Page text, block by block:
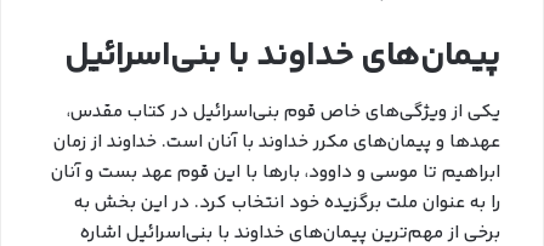
پیمان‌های خداوند با بنی‌اسرائیل
یکی از ویژگی‌های خاص قوم بنی‌اسرائیل در کتاب مقدس،
عهدها و پیمان‌های مکرر خداوند با آنان است. خداوند از زمان
ابراهیم تا موسی و داوود، بارها با این قوم عهد بست و آنان
را به عنوان ملت برگزیده خود انتخاب کرد. در این بخش به
برخی از مهم‌ترین پیمان‌های خداوند با بنی‌اسرائیل اشاره